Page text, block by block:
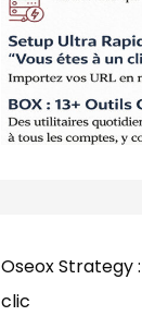
Oseox Strategy
clic